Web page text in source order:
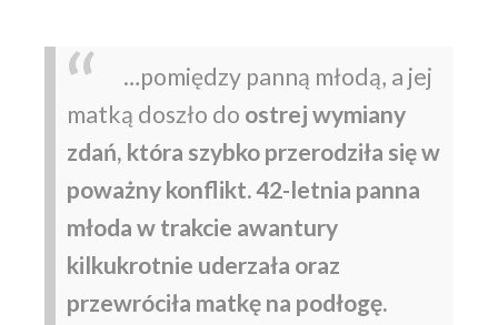
…pomiędzy panną młodą, a jej
matką doszło do ostrej wymiany
zdań, która szybko przerodziła się w
poważny konflikt. 42-letnia panna
młoda w trakcie awantury
kilkukrotnie uderzała oraz
przewróciła matkę na podłogę.